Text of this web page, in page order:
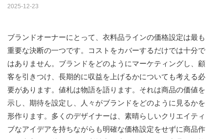
2025-12-23
ブランドオーナーにとって、衣料品ラインの価格設定は最も
重要な決断の一つです。コストをカバーするだけでは十分で
はありません。ブランドをどのようにマーケティングし、顧
客を引きつけ、長期的に収益を上げるかについても考える必
要があります。値札は物語を語ります。それは商品の価値を
示し、期待を設定し、人々がブランドをどのように見るかを
形作ります。多くのデザイナーは、素晴らしいクリエイティ
ブなアイデアを持ちながらも明確な価格設定をせずに商品作